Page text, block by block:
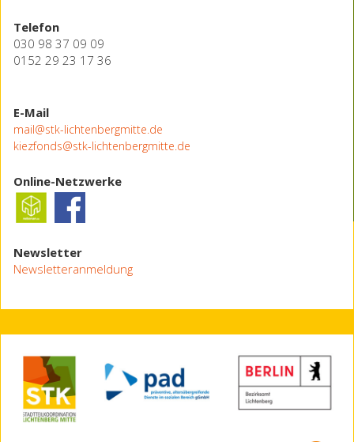
Telefon
030 98 37 09 09
0152 29 23 17 36
E-Mail
mail@stk-lichtenbergmitte.de
kiezfonds@stk-lichtenbergmitte.de
Online-Netzwerke
Newsletter
Newsletteranmeldung